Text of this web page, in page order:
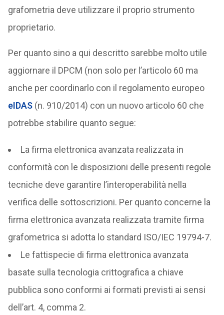
grafometria deve utilizzare il proprio strumento
proprietario.
Per quanto sino a qui descritto sarebbe molto utile
aggiornare il DPCM (non solo per l’articolo 60 ma
anche per coordinarlo con il regolamento europeo
eIDAS (n. 910/2014) con un nuovo articolo 60 che
potrebbe stabilire quanto segue:
La firma elettronica avanzata realizzata in
conformità con le disposizioni delle presenti regole
tecniche deve garantire l’interoperabilità nella
verifica delle sottoscrizioni. Per quanto concerne la
firma elettronica avanzata realizzata tramite firma
grafometrica si adotta lo standard ISO/IEC 19794-7.
Le fattispecie di firma elettronica avanzata
basate sulla tecnologia crittografica a chiave
pubblica sono conformi ai formati previsti ai sensi
dell’art. 4, comma 2.